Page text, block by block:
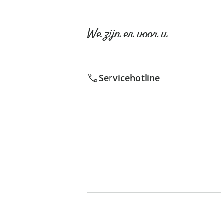
We zijn er voor u
Servicehotline